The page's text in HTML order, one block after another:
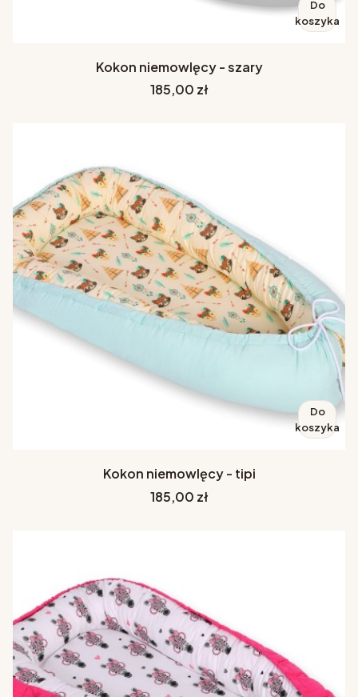
Do
koszyka
Kokon niemowlęcy - szary
Cena
185,00 zł
Do
koszyka
Kokon niemowlęcy - tipi
Cena
185,00 zł